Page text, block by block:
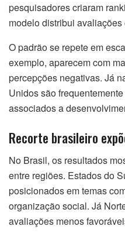
pesquisadores criaram
modelo distribui
O padrão se repete em
exemplo, aparecem com
percepções negativas. Já
Unidos são
associados a
Recorte brasileiro
No Brasil, os resultados
entre regiões. Estados do
posicionados em temas
organização social. Já
avaliações menos